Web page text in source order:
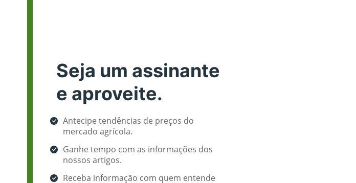
Seja um assinante
e aproveite.
Antecipe tendências de preços do
mercado agrícola.
Ganhe tempo com as informações dos
nossos artigos.
Receba informação com quem entende